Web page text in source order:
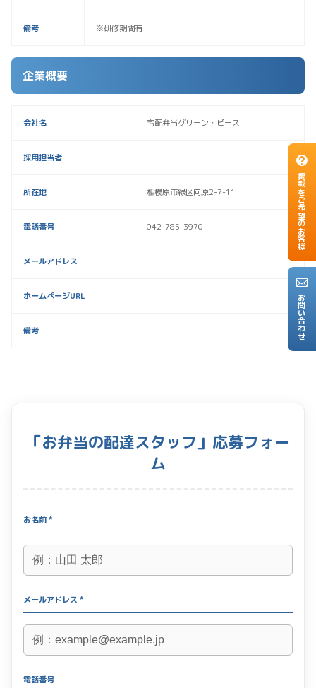
掲載をご希望のお客様
お問い合わせ
備考 ※研修期間有
企業概要
会社名 宅配弁当グリーン・ピース
採用担当者
所在地 相模原市緑区向原2-7-11
電話番号 042-785-3970
メールアドレス
ホームページURL
備考
「お弁当の配達スタッフ」応募フォー
ム
お名前 *
メールアドレス *
電話番号